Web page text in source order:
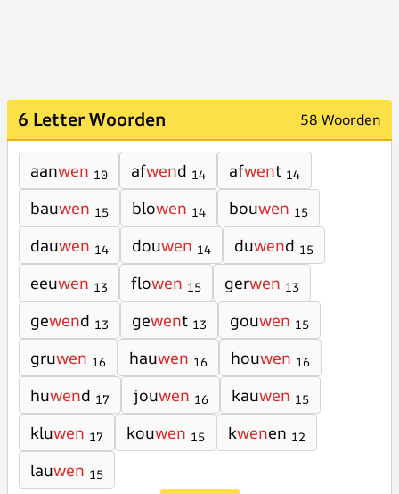
6 Letter Woorden 58 Woorden
aanwen 10 afwend 14 afwent 14
bauwen 15 blowen 14 bouwen 15
dauwen 14 douwen 14 duwend 15
eeuwen 13 flowen 15 gerwen 13
gewend 13 gewent 13 gouwen 15
gruwen 16 hauwen 16 houwen 16
huwend 17 jouwen 16 kauwen 15
kluwen 17 kouwen 15 kwenen 12
lauwen 15